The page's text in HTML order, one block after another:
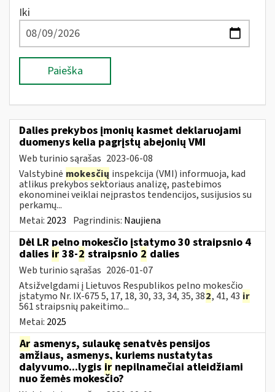
Iki
Paieška
Dalies prekybos įmonių kasmet deklaruojami
duomenys kelia pagrįstų abejonių VMI
Web turinio sąrašas 2023-06-08
Valstybinė mokesčių inspekcija (VMI) informuoja, kad
atlikus prekybos sektoriaus analizę, pastebimos
ekonominei veiklai neįprastos tendencijos, susijusios su
perkamų...
Metai: 2023 Pagrindinis: Naujiena
Dėl LR pelno mokesčio įstatymo 30 straipsnio 4
dalies ir 38-2 straipsnio 2 dalies
Web turinio sąrašas 2026-01-07
Atsižvelgdami į Lietuvos Respublikos pelno mokesčio
įstatymo Nr. IX-675 5, 17, 18, 30, 33, 34, 35, 382, 41, 43 ir
561 straipsnių pakeitimo...
Metai: 2025
Ar asmenys, sulaukę senatvės pensijos
amžiaus, asmenys, kuriems nustatytas
dalyvumo...lygis ir nepilnamečiai atleidžiami
nuo žemės mokesčio?